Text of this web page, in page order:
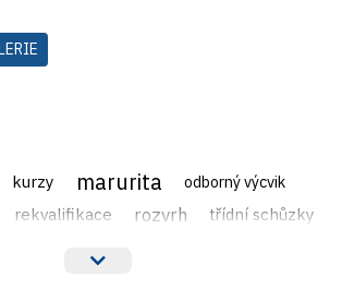
kurzy marurita odborný výcvik
rekvalifikace rozvrh třídní schůzky